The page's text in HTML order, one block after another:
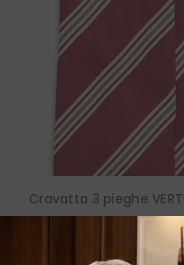
Cravatta 3 pieghe